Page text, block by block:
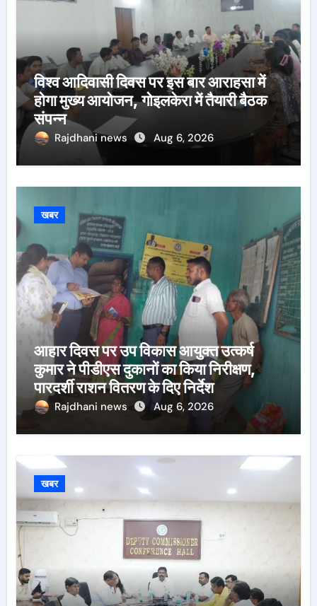
विश्व आदिवासी दिवस पर इस बार आराहसा में
होगा मुख्य आयोजन, गोइलकेरा में तैयारी बैठक
संपन्न
Rajdhani news Aug 6, 2026
खबर
आहार दिवस पर उप विकास आयुक्त उत्कर्ष
कुमार ने पीडीएस दुकानों का किया निरीक्षण,
पारदर्शी राशन वितरण के दिए निर्देश
Rajdhani news Aug 6, 2026
खबर